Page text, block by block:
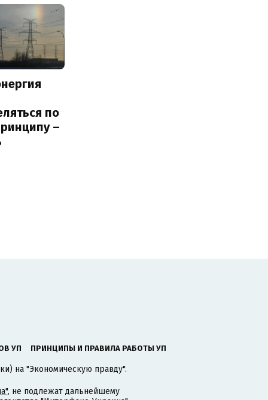
по
–
УП ПРИНЦИПЫ И ПРАВИЛА РАБОТЫ УП
на "Экономическую правду".
, не подлежат дальнейшему